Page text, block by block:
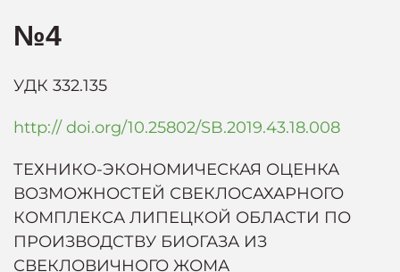
№4
УДК 332.135
http:// doi.org/10.25802/SB.2019.43.18.008
ТЕХНИКО-ЭКОНОМИЧЕСКАЯ ОЦЕНКА
ВОЗМОЖНОСТЕЙ СВЕКЛОСАХАРНОГО
КОМПЛЕКСА ЛИПЕЦКОЙ ОБЛАСТИ ПО
ПРОИЗВОДСТВУ БИОГАЗА ИЗ
СВЕКЛОВИЧНОГО ЖОМА